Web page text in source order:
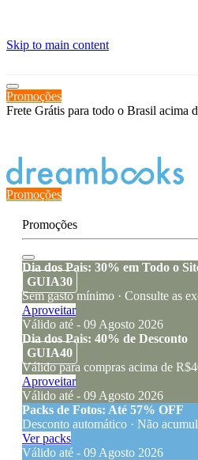
Skip to main content
Promoções
Frete Grátis para todo o Brasil acima
Promoções
Promoções
Dia dos Pais: 30% em Todo o
GUIA30
Sem gasto mínimo · Consulte as
Aproveitar
Válido até - 09 Agosto 2026
Dia dos Pais: 40% de Desconto
GUIA40
Válido para compras acima de
Aproveitar
Válido até - 09 Agosto 2026
Packs de Fotos: Até 57% OFF
Desconto automático · Não
Ver packs
Válido até - 09 Agosto 2026
≡